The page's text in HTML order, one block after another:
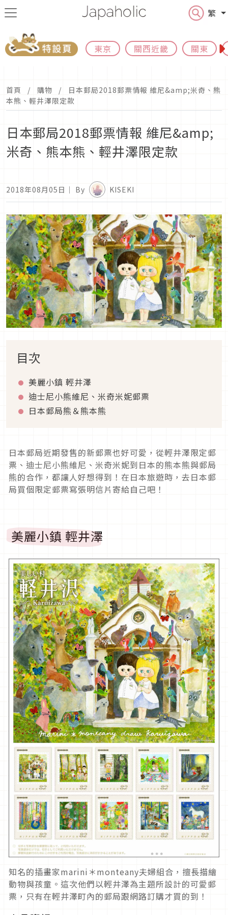
繁
東京 關西近畿 關東
首頁 購物
日本郵局2018郵票情報 維尼&amp;米奇、熊
本熊、輕井澤限定款
日本郵局2018郵票情報 維尼&amp;
米奇、熊本熊、輕井澤限定款
2018年08月05日 ｜ By KISEKI
目次
美麗小鎮 輕井澤
迪士尼小熊維尼、米奇米妮郵票
日本郵局熊＆熊本熊
日本郵局近期發售的新郵票也好可愛，從輕井澤限定郵
票、迪士尼小熊維尼、米奇米妮到日本的熊本熊與郵局
熊的合作，都讓人好想得到！在日本旅遊時，去日本郵
局買個限定郵票寫張明信片寄給自己吧！
美麗小鎮 輕井澤
知名的插畫家marini＊monteany夫婦組合，擅長描繪
動物與孩童。這次他們以輕井澤為主題所設計的可愛郵
票，只有在輕井澤町內的郵局跟網路訂購才買的到！